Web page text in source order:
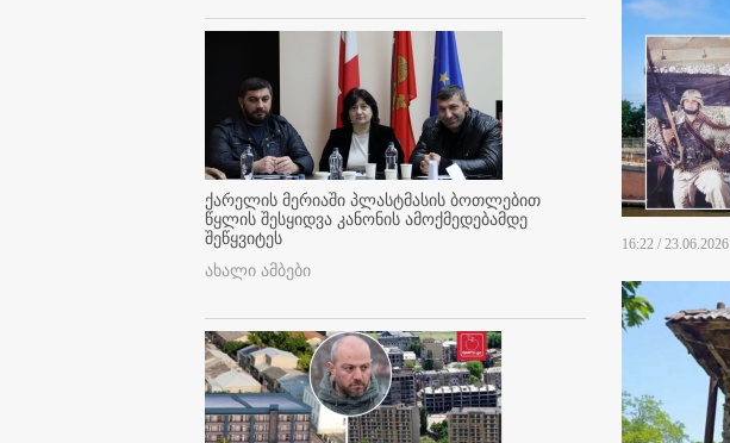
ქარელის მერიაში პლასტმასის ბოთლებით
წყლის შესყიდვა კანონის ამოქმედებამდე
შეწყვიტეს
ახალი ამბები
16:22 / 23.06.2026